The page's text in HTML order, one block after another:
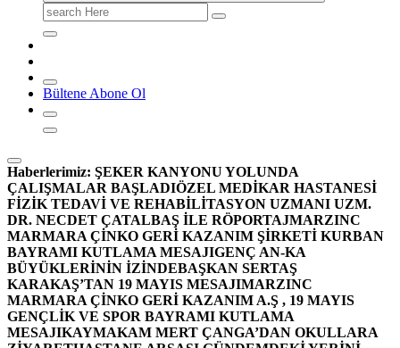
Search
for:
Bültene Abone Ol
Haberlerimiz: ŞEKER KANYONU YOLUNDA
ÇALIŞMALAR BAŞLADIÖZEL MEDİKAR HASTANESİ
FİZİK TEDAVİ VE REHABİLİTASYON UZMANI UZM.
DR. NECDET ÇATALBAŞ İLE RÖPORTAJMARZINC
MARMARA ÇİNKO GERİ KAZANIM ŞİRKETİ KURBAN
BAYRAMI KUTLAMA MESAJIGENÇ AN-KA
BÜYÜKLERİNİN İZİNDEBAŞKAN SERTAŞ
KARAKAŞ’TAN 19 MAYIS MESAJIMARZINC
MARMARA ÇİNKO GERİ KAZANIM A.Ş , 19 MAYIS
GENÇLİK VE SPOR BAYRAMI KUTLAMA
MESAJIKAYMAKAM MERT ÇANGA’DAN OKULLARA